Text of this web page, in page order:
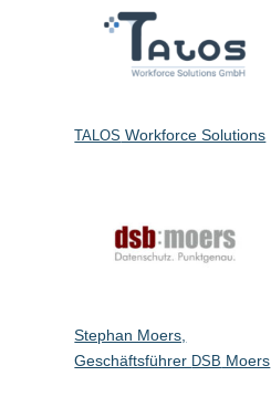
TALOS Workforce Solutions
Stephan Moers,
Geschäftsführer DSB Moers